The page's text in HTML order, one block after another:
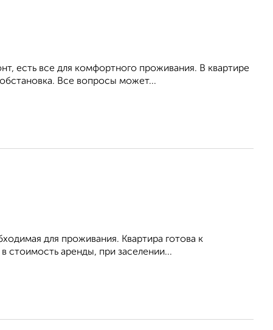
есть все для комфортного проживания. В квартире
Все вопросы может...
для проживания. Квартира готова к
стоимость аренды, при заселении...